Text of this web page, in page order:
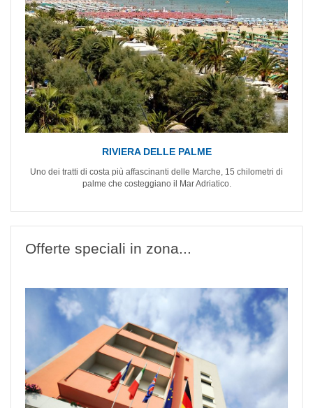
RIVIERA DELLE PALME
Uno dei tratti di costa più affascinanti delle Marche, 15 chilometri di
palme che costeggiano il Mar Adriatico.
Offerte speciali in zona...